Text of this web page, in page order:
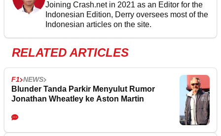
Joining Crash.net in 2021 as an Editor for the
Indonesian Edition, Derry oversees most of the
Indonesian articles on the site.
RELATED ARTICLES
F1 NEWS
Blunder Tanda Parkir Menyulut Rumor
Jonathan Wheatley ke Aston Martin